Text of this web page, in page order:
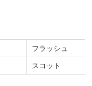
フラッシュ
スコット